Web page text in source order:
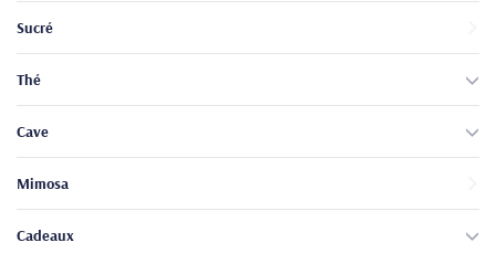
Sucré
Thé
Cave
Mimosa
Cadeaux